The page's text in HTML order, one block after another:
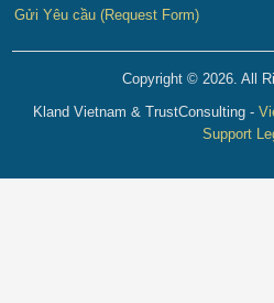
Gửi Yêu cầu (Request Form)
Copyright © 2026. All
Kland Vietnam & TrustConsulting -
Support